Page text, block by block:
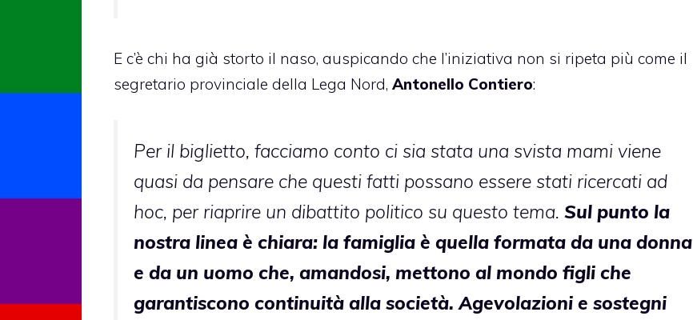
E c’è chi ha già storto il naso, auspicando che l’iniziativa non si ripeta più come il
segretario provinciale della Lega Nord, Antonello Contiero:
Per il biglietto, facciamo conto ci sia stata una svista mami viene
quasi da pensare che questi fatti possano essere stati ricercati ad
hoc, per riaprire un dibattito politico su questo tema. Sul punto la
nostra linea è chiara: la famiglia è quella formata da una donna
e da un uomo che, amandosi, mettono al mondo figli che
garantiscono continuità alla società. Agevolazioni e sostegni